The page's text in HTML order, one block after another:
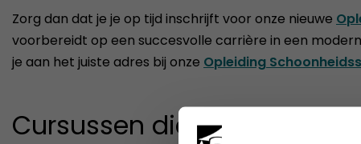
Zorg dan dat je je op tijd inschrijft voor onze nieuwe
voorbereidt op een succesvolle carrière in een
je aan het juiste adres bij onze Opleiding
Cursussen die je mogelijk